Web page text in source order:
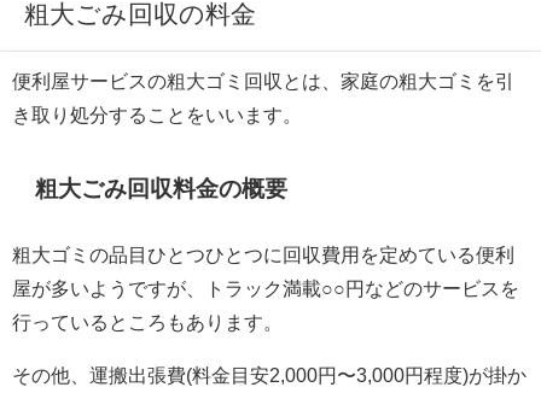
粗大ごみ回収の料金
便利屋サービスの粗大ゴミ回収とは、家庭の粗大ゴミを引
き取り処分することをいいます。
粗大ごみ回収料金の概要
粗大ゴミの品目ひとつひとつに回収費用を定めている便利
屋が多いようですが、トラック満載○○円などのサービスを
行っているところもあります。
その他、運搬出張費(料金目安2,000円〜3,000円程度)が掛か